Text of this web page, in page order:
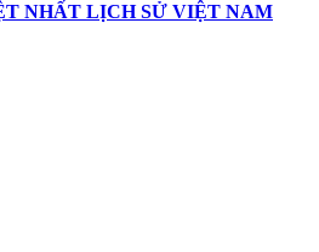
NHẤT LỊCH SỬ VIỆT NAM